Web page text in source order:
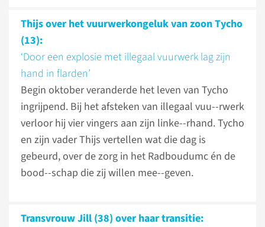
Thijs over het vuurwerkongeluk van zoon Tycho
(13):
‘Door een explosie met illegaal vuurwerk lag zijn
hand in flarden’
Begin oktober veranderde het leven van Tycho
ingrijpend. Bij het afsteken van illegaal vuu--rwerk
verloor hij vier vingers aan zijn linke--rhand. Tycho
en zijn vader Thijs vertellen wat die dag is
gebeurd, over de zorg in het Radboudumc én de
bood--schap die zij willen mee--geven.
Transvrouw Jill (38) over haar transitie: